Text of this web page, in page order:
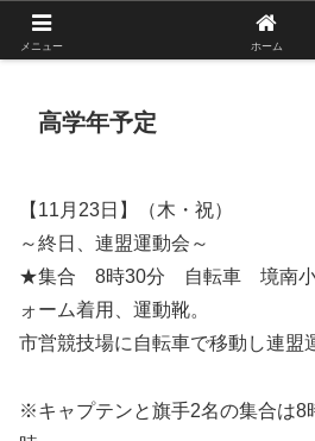
がんばれ！フルスイング！境
高学年予定
【11月23日】（木・祝）
～終日、連盟運動会～
★集合 8時30分 自転車 境南小
ォーム着用、運動靴。
市営競技場に自転車で移動し連盟
※キャプテンと旗手2名の集合は8
メニュー ホーム